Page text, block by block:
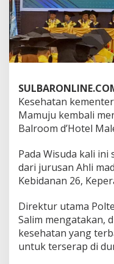
a
1
1
3
L
u
u
s
a
n
D
p
l
o
m
I
I
Kesehatan
Mamuju kembali
Balroom d’Hotel
Pada Wisuda kali ini
dari jurusan Ahli
Kebidanan 26,
Direktur utama
Salim mengatakan,
kesehatan yang
untuk terserap di